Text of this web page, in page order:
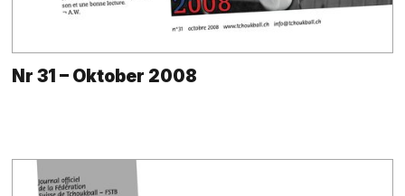
Nr 31 – Oktober 2008